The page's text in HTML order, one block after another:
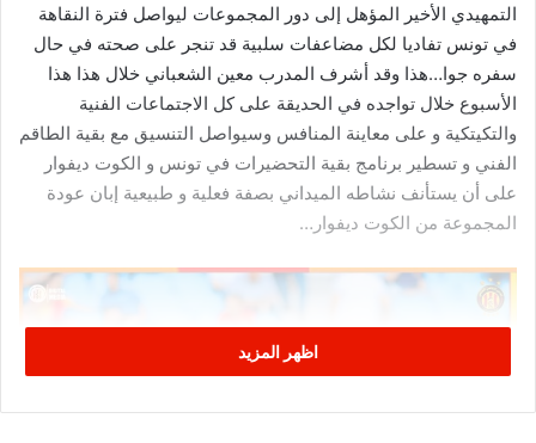
التمهيدي الأخير المؤهل إلى دور المجموعات ليواصل فترة النقاهة
في تونس تفاديا لكل مضاعفات سلبية قد تنجر على صحته في حال
سفره جوا…هذا وقد أشرف المدرب معين الشعباني خلال هذا هذا
الأسبوع خلال تواجده في الحديقة على كل الاجتماعات الفنية
والتكيتكية و على معاينة المنافس وسيواصل التنسيق مع بقية الطاقم
الفني و تسطير برنامج بقية التحضيرات في تونس و الكوت ديفوار
على أن يستأنف نشاطه الميداني بصفة فعلية و طبيعية إبان عودة
المجموعة من الكوت ديفوار…
اظهر المزيد